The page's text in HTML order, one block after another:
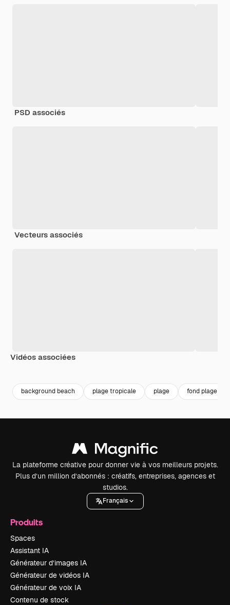
PSD associés
Vecteurs associés
Vidéos associées
background beach plage tropicale plage fond plage
La plateforme créative pour donner vie à vos meilleurs projets.
Plus d’un million d’abonnés : créatifs, entreprises, agences et
studios.
Français
Produits
Spaces
Assistant IA
Générateur d’images IA
Générateur de vidéos IA
Générateur de voix IA
Contenu de stock